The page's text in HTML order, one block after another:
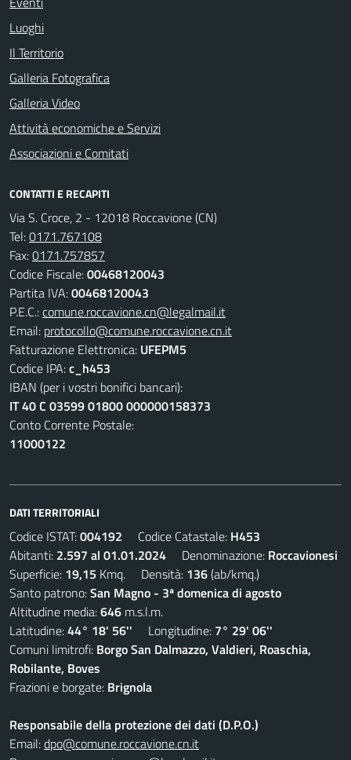
Luoghi
Il Territorio
Galleria Fotografica
Galleria Video
Attività economiche e Servizi
Associazioni e Comitati
CONTATTI E RECAPITI
Via S. Croce, 2 - 12018 Roccavione (CN)
Tel:0171.767108
Fax:0171.757857
Codice Fiscale:00468120043
Partita IVA:00468120043
P.E.C.:comune.roccavione.cn@legalmail.it
Email: protocollo@comune.roccavione.cn.it
Fatturazione Elettronica: UFEPM5
Codice IPA:c_h453
IBAN (per i vostri bonifici bancari):
IT 40 C 03599 01800 000000158373
Conto Corrente Postale:
11000122
DATI TERRITORIALI
Codice ISTAT:004192 Codice Catastale: H453
Abitanti: 2.597 al 01.01.2024 Denominazione: Roccavionesi
Superficie: 19,15 Kmq. Densità: 136(ab/kmq.)
Santo patrono:San Magno - 3ª domenica di agosto
Altitudine media:646 m.s.l.m.
Latitudine:44° 18' 56'' Longitudine: 7° 29' 06''
Comuni limitrofi: Borgo San Dalmazzo, Valdieri, Roaschia,
Robilante, Boves
Frazioni e borgate: Brignola
Responsabile della protezione dei dati (D.P.O.)
Email:dpo@comune.roccavione.cn.it